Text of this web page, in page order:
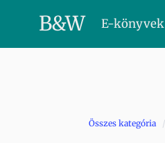
B&W E-könyvek
Összes kategória